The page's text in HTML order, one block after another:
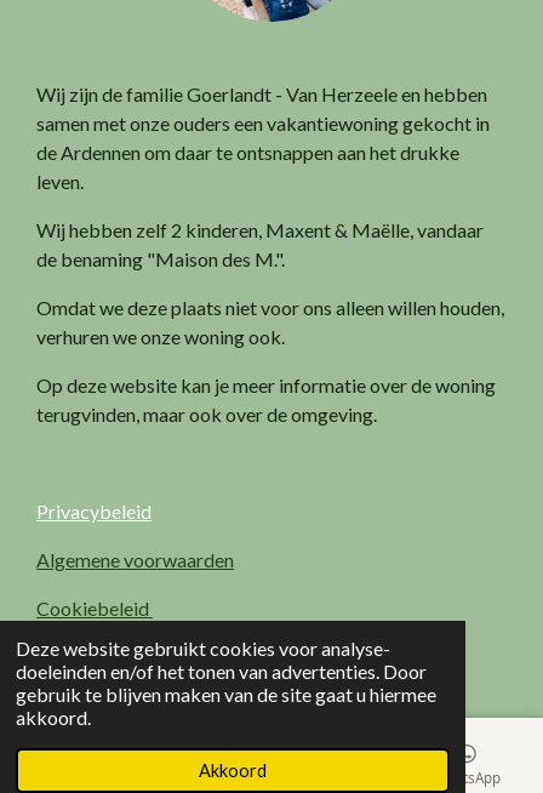
Deze website gebruikt cookies voor analyse-
doeleinden en/of het tonen van advertenties. Door
gebruik te blijven maken van de site gaat u hiermee
akkoord.
Akkoord
Wij zijn de familie Goerlandt - Van Herzeele en hebben
samen met onze ouders een vakantiewoning gekocht in
de Ardennen om daar te ontsnappen aan het drukke
leven.
Wij hebben zelf 2 kinderen, Maxent & Maëlle, vandaar
de benaming "Maison des M.".
Omdat we deze plaats niet voor ons alleen willen houden,
verhuren we onze woning ook.
Op deze website kan je meer informatie over de woning
terugvinden, maar ook over de omgeving.
Privacybeleid
Algemene voorwaarden
Cookiebeleid
© 2021 Maison des M
Powered byJouwWeb
Kaart WhatsApp